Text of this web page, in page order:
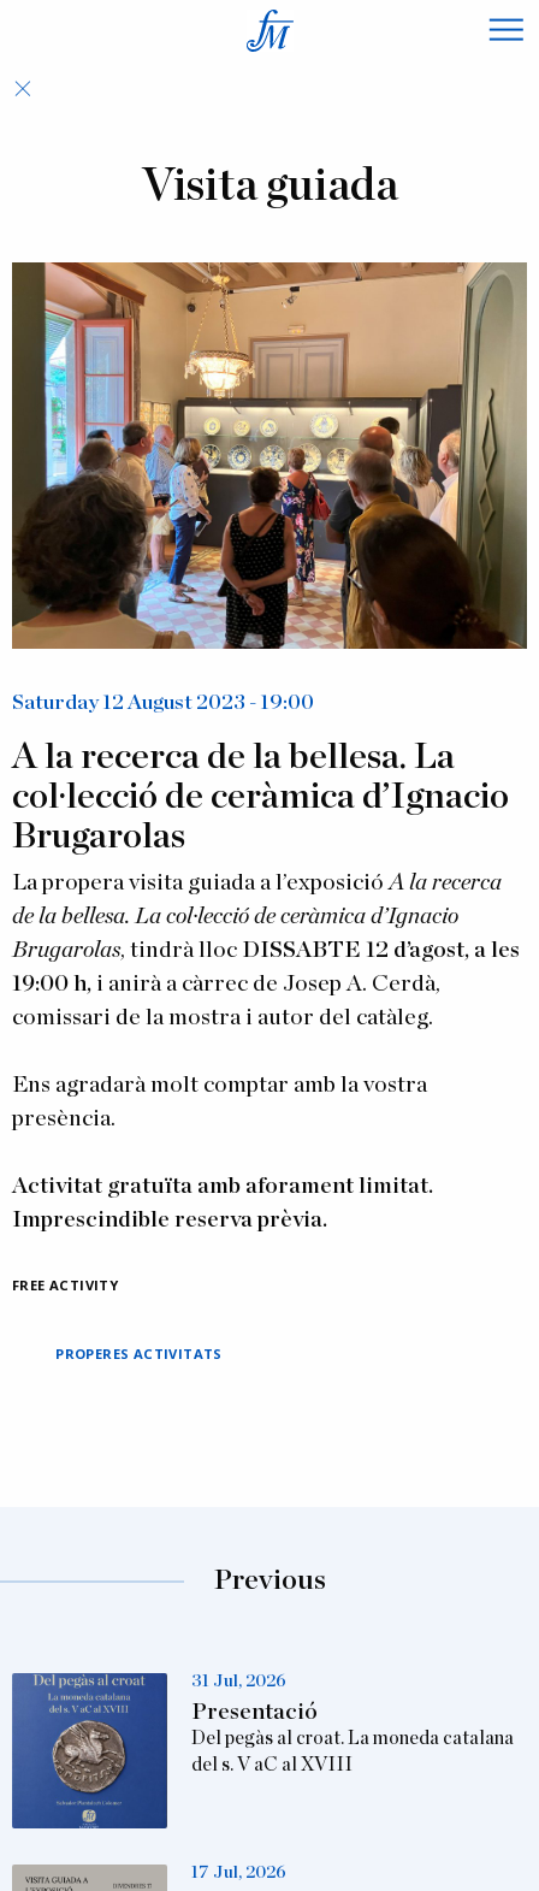
×
Visita guiada
Saturday 12 August 2023 - 19:00
A la recerca de la bellesa. La
col·lecció de ceràmica d’Ignacio
Brugarolas
La propera visita guiada a l’exposicióA la recerca
de la bellesa. La col·lecció de ceràmica d’Ignacio
Brugarolas, tindrà lloc DISSABTE 12 d’agost, a les
19:00 h, i anirà a càrrec de Josep A. Cerdà,
comissari de la mostra i autor del catàleg.
Ens agradarà molt comptar amb la vostra
presència.
Activitat gratuïta amb aforament limitat.
Imprescindible reserva prèvia.
FREE ACTIVITY
PROPERES ACTIVITATS
Previous
31 Jul, 2026
Presentació
Del pegàs al croat. La moneda catalana
del s. V aC al XVIII
17 Jul, 2026